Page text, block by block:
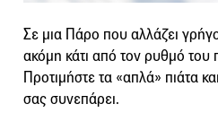
Σε μια Πάρο που αλλάζει
ακόμη κάτι από τον ρυθμό του
Προτιμήστε τα «απλά» πιάτα
σας συνεπάρει.